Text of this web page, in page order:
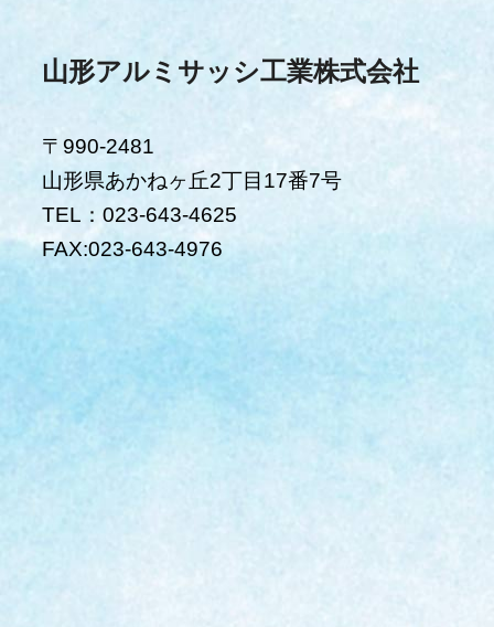
山形アルミサッシ工業株式会社
〒990-2481
山形県あかねヶ丘2丁目17番7号
TEL：023-643-4625
FAX:023-643-4976